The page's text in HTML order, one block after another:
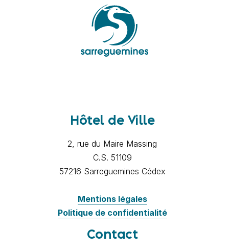
Hôtel de Ville
2, rue du Maire Massing
C.S. 51109
57216 Sarreguemines Cédex
Mentions légales
Politique de confidentialité
Contact